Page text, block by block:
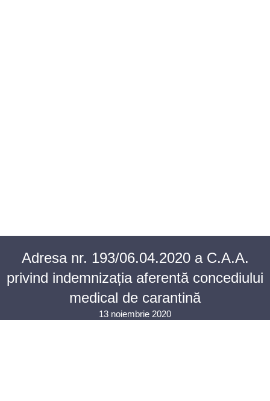
Adresa nr. 193/06.04.2020 a C.A.A.
privind indemnizația aferentă concediului
medical de carantină
13 noiembrie 2020